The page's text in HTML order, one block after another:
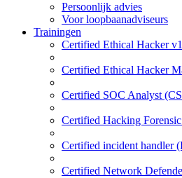
Persoonlijk advies
Voor loopbaanadviseurs
Trainingen
Certified Ethical Hacker
Certified Ethical Hacker
Certified SOC Analyst
Certified Hacking
Certified incident handler
Certified Network